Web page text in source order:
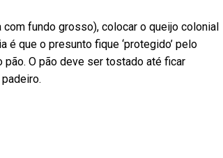
fundo grosso), colocar o queijo colonial
que o presunto fique ‘protegido’ pelo
pão. O pão deve ser tostado até ficar